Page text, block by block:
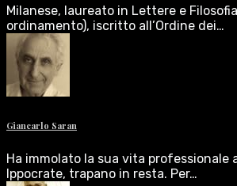
Milanese, laureato in Lettere e
ordinamento), iscritto all’Ordine dei…
Giancarlo Saran
Ha immolato la sua vita professionale
Ippocrate, trapano in resta. Per…